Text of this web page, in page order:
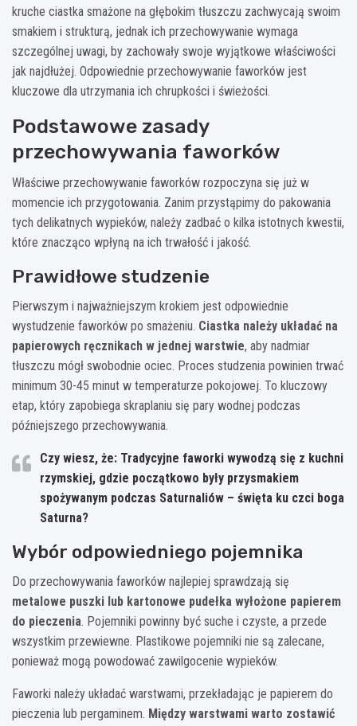
kruche ciastka smażone na głębokim tłuszczu zachwycają swoim
smakiem i strukturą, jednak ich przechowywanie wymaga
szczególnej uwagi, by zachowały swoje wyjątkowe właściwości
jak najdłużej. Odpowiednie przechowywanie faworków jest
kluczowe dla utrzymania ich chrupkości i świeżości.
Podstawowe zasady
przechowywania faworków
Właściwe przechowywanie faworków rozpoczyna się już w
momencie ich przygotowania. Zanim przystąpimy do pakowania
tych delikatnych wypieków, należy zadbać o kilka istotnych kwestii,
które znacząco wpłyną na ich trwałość i jakość.
Prawidłowe studzenie
Pierwszym i najważniejszym krokiem jest odpowiednie
wystudzenie faworków po smażeniu. Ciastka należy układać na
papierowych ręcznikach w jednej warstwie, aby nadmiar
tłuszczu mógł swobodnie ociec. Proces studzenia powinien trwać
minimum 30-45 minut w temperaturze pokojowej. To kluczowy
etap, który zapobiega skraplaniu się pary wodnej podczas
późniejszego przechowywania.
Czy wiesz, że: Tradycyjne faworki wywodzą się z kuchni
rzymskiej, gdzie początkowo były przysmakiem
spożywanym podczas Saturnaliów – święta ku czci boga
Saturna?
Wybór odpowiedniego pojemnika
Do przechowywania faworków najlepiej sprawdzają się
metalowe puszki lub kartonowe pudełka wyłożone papierem
do pieczenia. Pojemniki powinny być suche i czyste, a przede
wszystkim przewiewne. Plastikowe pojemniki nie są zalecane,
ponieważ mogą powodować zawilgocenie wypieków.
Faworki należy układać warstwami, przekładając je papierem do
pieczenia lub pergaminem. Między warstwami warto zostawić